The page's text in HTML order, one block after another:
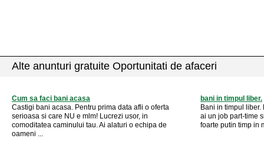
Alte anunturi gratuite Oportunitati de afaceri
Cum sa faci bani acasa
Castigi bani acasa. Pentru prima data afli o oferta
serioasa si care NU e mlm! Lucrezi usor, in
comoditatea caminului tau. Ai alaturi o echipa de
oameni ...
bani in timpul liber.
Bani in timpul
ai un job part-time
foarte putin timp in